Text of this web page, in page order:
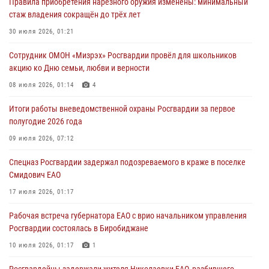
В Росгвардии вспоминают российских воинов, погибших в Первой
мировой войне 1914-1918 годов
Внесены изменения в правила проведения контрольного отстрела
гражданского оружия
Правила приобретения нарезного оружия изменены: минимальный
стаж владения сокращён до трёх лет
стаж владения сокращён до трёх лет
30 июля 2026, 01:21
Сотрудник ОМОН «Мизрэх» Росгвардии провёл для школьников
акцию ко Дню семьи, любви и верности
08 июля 2026, 01:14 4
Итоги работы вневедомственной охраны Росгвардии за первое
полугодие 2026 года
09 июля 2026, 07:12
Спецназ Росгвардии задержал подозреваемого в краже в поселке
Смидович ЕАО
17 июля 2026, 01:17
Рабочая встреча губернатора ЕАО с врио начальником управления
Росгвардии состоялась в Биробиджане
10 июля 2026, 01:17 1